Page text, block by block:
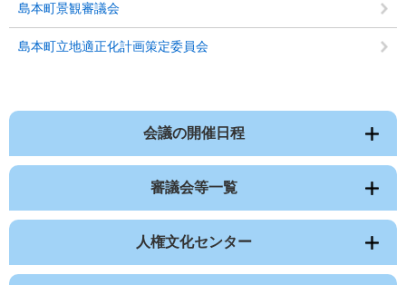
島本町景観審議会
島本町立地適正化計画策定委員会
会議の開催日程
審議会等一覧
人権文化センター